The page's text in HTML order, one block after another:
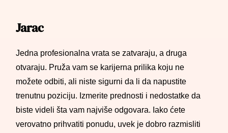
Jarac
Jedna profesionalna vrata se zatvaraju, a druga
otvaraju. Pruža vam se karijerna prilika koju ne
možete odbiti, ali niste sigurni da li da napustite
trenutnu poziciju. Izmerite prednosti i nedostatke da
biste videli šta vam najviše odgovara. Iako ćete
verovatno prihvatiti ponudu, uvek je dobro razmisliti